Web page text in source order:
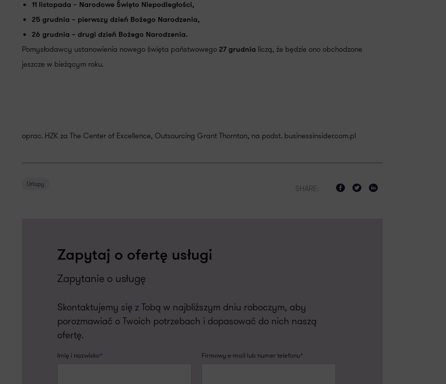
11 listopada – Narodowe Święto Niepodległości,
25 grudnia – pierwszy dzień Bożego Narodzenia,
26 grudnia – drugi dzień Bożego Narodzenia.
Pomysłodawcy ustanowienia nowego święta państwowego 27 grudnia liczą, że będzie ono obchodzone
jeszcze w bieżącym roku.
oprac. HZK za The Center of Excellence, Outsourcing Grant Thornton, na podst. businessinsider.com.pl
Urlopy SHARE:
Zapytaj o ofertę usługi
Zapytanie o usługę
Skontaktujemy się z Tobą w najbliższym dniu roboczym, aby
porozmawiać o Twoich potrzebach i dopasować do nich naszą
ofertę.
Imię i nazwisko* Firmowy e-mail lub numer telefonu*